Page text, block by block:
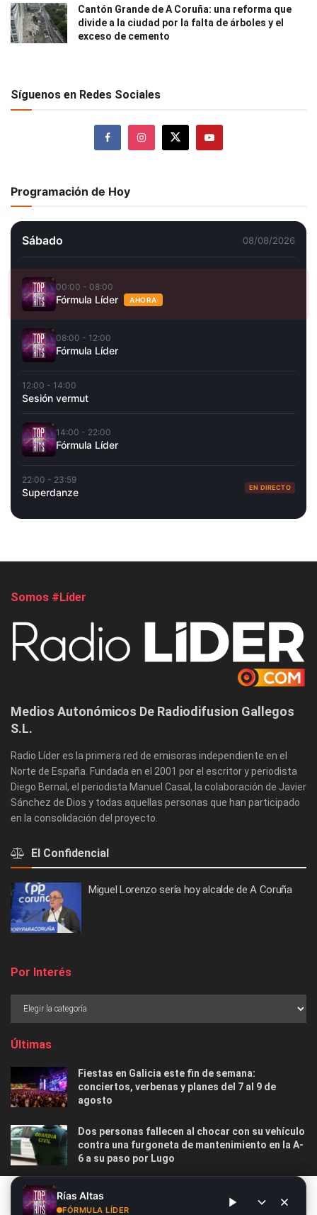
Cantón Grande de A Coruña: una reforma que
divide a la ciudad por la falta de árboles y el
exceso de cemento
Síguenos en Redes Sociales
Programación de Hoy
Sábado 08/08/2026
00:00 - 08:00
Fórmula Líder AHORA
08:00 - 12:00
Fórmula Líder
12:00 - 14:00
Sesión vermut
14:00 - 22:00
Fórmula Líder
22:00 - 23:59
Superdanze EN DIRECTO
Somos #Líder
Medios Autonómicos De Radiodifusion Gallegos
S.L.
Radio Líder es la primera red de emisoras independiente en el
Norte de España. Fundada en el 2001 por el escritor y periodista
Diego Bernal, el periodista Manuel Casal, la colaboración de Javier
Sánchez de Dios y todas aquellas personas que han participado
en la consolidación del proyecto.
El Confidencial
Miguel Lorenzo sería hoy alcalde de A Coruña
Por Interés
Últimas
Fiestas en Galicia este fin de semana:
conciertos, verbenas y planes del 7 al 9 de
agosto
Dos personas fallecen al chocar con su vehículo
contra una furgoneta de mantenimiento en la A-
6 a su paso por Lugo
Las 12 playas gallegas con Bandera Azul menos
masificadas para disfrutar este verano
Rías Altas
FÓRMULA LÍDER
Este sitio web utiliza cookies. Al continuar utilizando este sitio
web, usted da su consentimiento para el uso de cookies. Visite